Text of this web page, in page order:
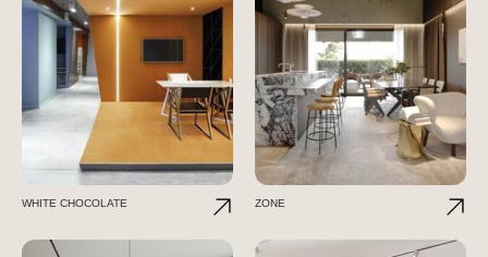
WHITE CHOCOLATE ZONE